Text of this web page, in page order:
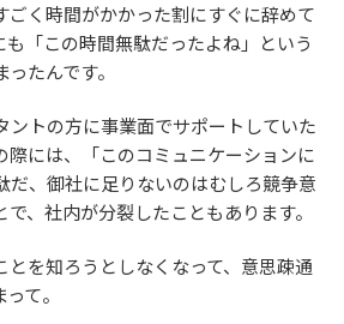
ごく時間がかかった割にすぐに辞めて
も「この時間無駄だったよね」という
たんです。
ントの方に事業面でサポートしていた
際には、「このコミュニケーションに
だ、御社に足りないのはむしろ競争意
、社内が分裂したこともあります。
とを知ろうとしなくなって、意思疎通
て。